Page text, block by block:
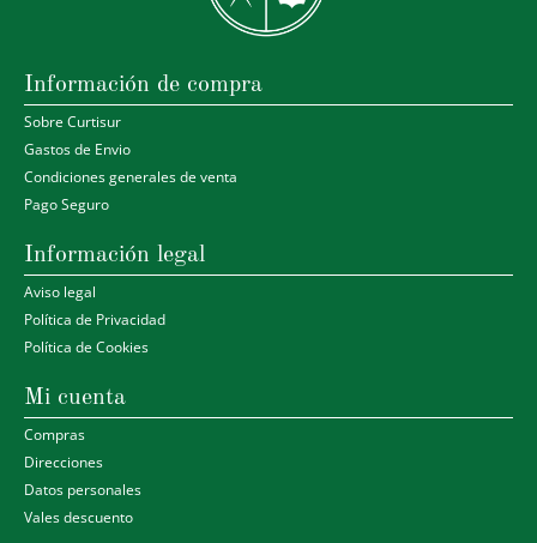
Información de compra
Sobre Curtisur
Gastos de Envio
Condiciones generales de venta
Pago Seguro
Información legal
Aviso legal
Política de Privacidad
Política de Cookies
Mi cuenta
Compras
Direcciones
Datos personales
Vales descuento